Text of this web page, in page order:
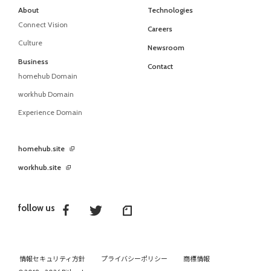
follow us
About
Connect Vision
Culture
Business
homehub Domain
workhub Domain
Experience Domain
Technologies
Careers
Newsroom
Contact
homehub.site
workhub.site
情報セキュリティ方針 プライバシーポリシー
商標情報